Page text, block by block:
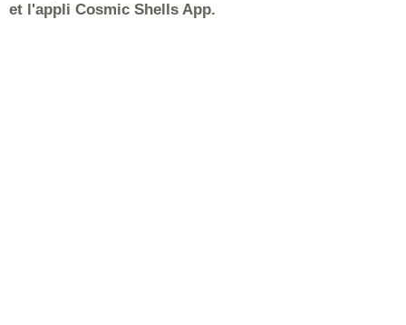
et l'appli Cosmic Shells App.